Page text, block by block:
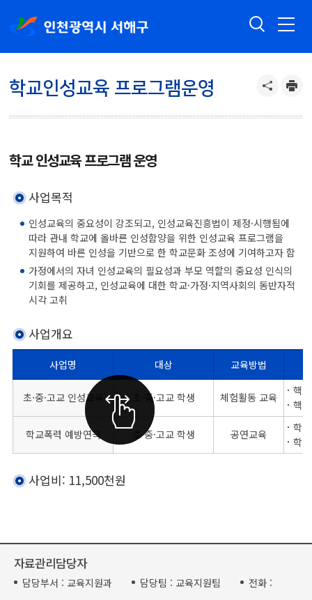
학교인성교육 프로그램운영
학교 인성교육 프로그램 운영
사업목적
인성교육의 중요성이 강조되고, 인성교육진흥법이 제정·시행됨에
따라 관내 학교에 올바른 인성함양을 위한 인성교육 프로그램을
지원하여 바른 인성을 기반으로 한 학교문화 조성에 기여하고자 함
가정에서의 자녀 인성교육의 필요성과 부모 역할의 중요성 인식의
기회를 제공하고, 인성교육에 대한 학교·가정·지역사회의 동반자적
시각 고취
사업개요
사업개요를 사업명별로 대상, 교욱방법, 교육내용으로 나누어 설명한 표
사업명 대상 교육방법
초·중·고교 인성교육 초·중·고교 학생 체험활동 교육
핵
핵
학교폭력 예방연극 초·중·고교 학생 공연교육
학
학
사업비: 11,500천원
자료관리담당자
담당부서 : 교육지원과 담당팀 : 교육지원팀 전화 :